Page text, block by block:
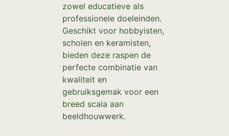
zowel educatieve als
professionele doeleinden.
Geschikt voor hobbyisten,
scholen en keramisten,
bieden deze raspen de
perfecte combinatie van
kwaliteit en
gebruiksgemak voor een
breed scala aan
beeldhouwwerk.